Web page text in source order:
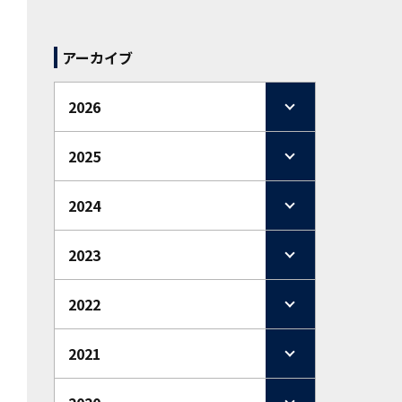
アーカイブ
2026
2025
2024
2023
2022
2021